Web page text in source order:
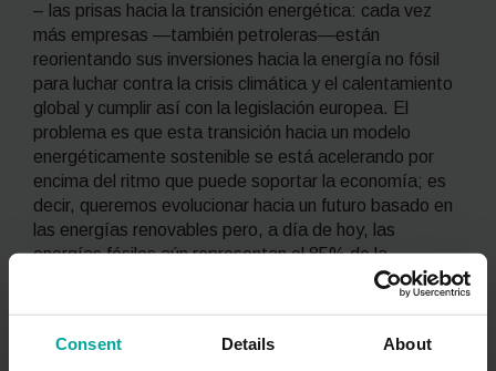
Consent Details About
– las prisas hacia la transición energética: cada vez
más empresas —también petroleras—están
reorientando sus inversiones hacia la energía no fósil
para luchar contra la crisis climática y el calentamiento
global y cumplir así con la legislación europea. El
problema es que esta transición hacia un modelo
energéticamente sostenible se está acelerando por
encima del ritmo que puede soportar la economía; es
decir, queremos evolucionar hacia un futuro basado en
las energías renovables pero, a día de hoy, las
energías fósiles aún representan el 85% de la
demanda energética mundial. La infraestructura para
querer correr más de la cuenta tiene sus